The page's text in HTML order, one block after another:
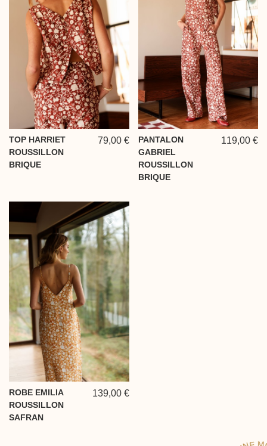
TOP HARRIET
ROUSSILLON
BRIQUE
79,00 €
PANTALON
GABRIEL
ROUSSILLON
BRIQUE
119,00 €
ROBE EMILIA
ROUSSILLON
SAFRAN
139,00 €